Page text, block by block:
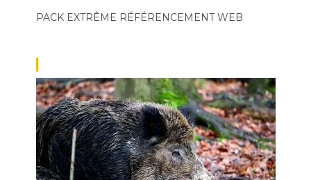
PACK EXTRÊME RÉFÉRENCEMENT WEB